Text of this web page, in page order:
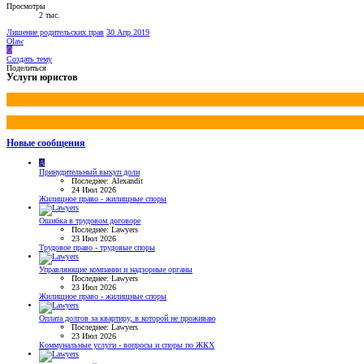
Просмотры
2 тыс.
Лишение родительских прав 30 Апр 2019
Olaw
O
Создать тему
Поделиться
Услуги юристов
Новые сообщения
A
Принудительный выкуп доли
Последнее: Alexandit
24 Июл 2026
Жилищное право - жилищные споры
Ошибка в трудовом договоре
Последнее: Lawyers
23 Июл 2026
Трудовое право - трудовые споры
Управляющие компании и надзорные органы
Последнее: Lawyers
23 Июл 2026
Жилищное право - жилищные споры
Оплата долгов за квартиру, в которой не проживаю
Последнее: Lawyers
23 Июл 2026
Коммунальные услуги - вопросы и споры по ЖКХ